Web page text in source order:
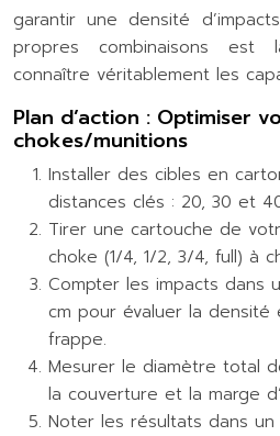
garantir une densité
propres combinaisons
connaître véritablement les
Plan d’action : Optimiser
chokes/munitions
Installer des cibles en
distances clés : 20, 30 et
Tirer une cartouche de
choke (1/4, 1/2, 3/4, full) à
Compter les impacts dans
cm pour évaluer la densité
frappe.
Mesurer le diamètre total
la couverture et la marge
Noter les résultats dans